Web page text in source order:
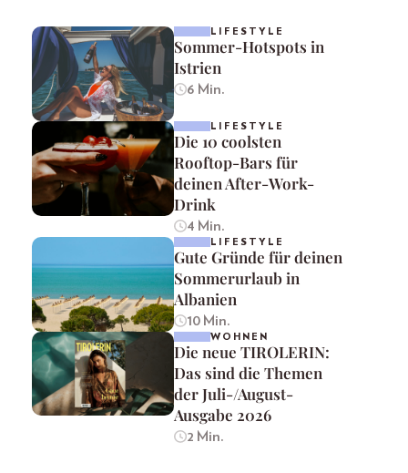
LIFESTYLE
Sommer-Hotspots in
Istrien
6 Min.
LIFESTYLE
Die 10 coolsten
Rooftop-Bars für
deinen After-Work-
Drink
4 Min.
LIFESTYLE
Gute Gründe für deinen
Sommerurlaub in
Albanien
10 Min.
WOHNEN
Die neue TIROLERIN:
Das sind die Themen
der Juli-/August-
Ausgabe 2026
2 Min.